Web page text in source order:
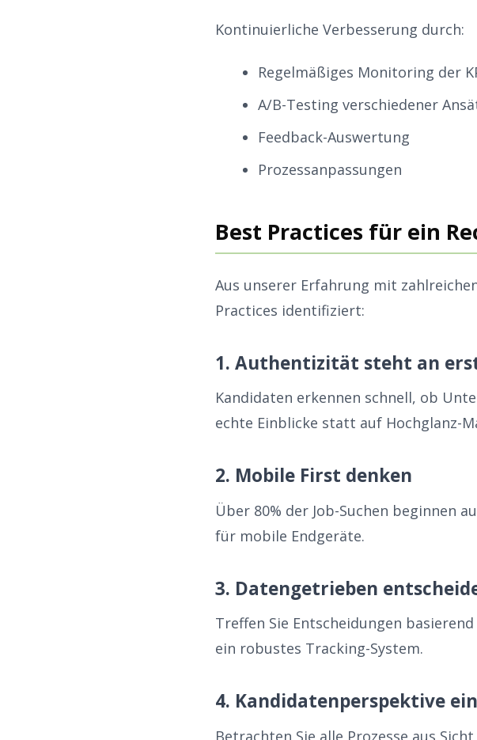
Kontinuierliche Verbesserung durch:
Regelmäßiges Monitoring der
A/B-Testing verschiedener
Feedback-Auswertung
Prozessanpassungen
Best Practices für ein
Aus unserer Erfahrung mit
Practices identifiziert:
1. Authentizität steht an
Kandidaten erkennen schnell, ob
echte Einblicke statt auf Hochglanz-
2. Mobile First denken
Über 80% der Job-Suchen beginnen
für mobile Endgeräte.
3. Datengetrieben
Treffen Sie Entscheidungen
ein robustes Tracking-System.
4. Kandidatenperspektive
Betrachten Sie alle Prozesse aus